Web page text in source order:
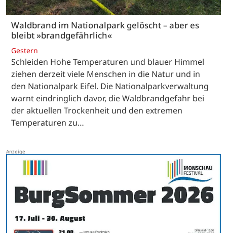
Waldbrand im Nationalpark gelöscht – aber es
bleibt »brandgefährlich«
Gestern
Schleiden Hohe Temperaturen und blauer Himmel
ziehen derzeit viele Menschen in die Natur und in
den Nationalpark Eifel. Die Nationalparkverwaltung
warnt eindringlich davor, die Waldbrandgefahr bei
der aktuellen Trockenheit und den extremen
Temperaturen zu…